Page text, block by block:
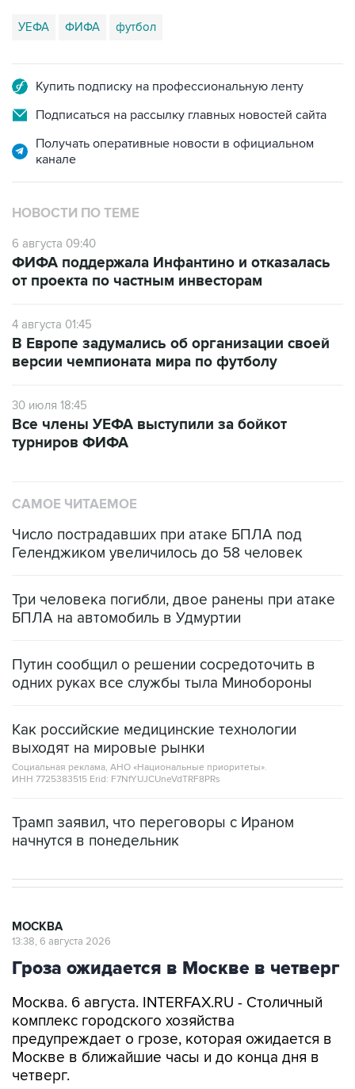
УЕФА ФИФА футбол
Купить подписку на профессиональную ленту
Подписаться на рассылку главных новостей сайта
Получать оперативные новости в официальном
канале
НОВОСТИ ПО ТЕМЕ
6 августа 09:40
ФИФА поддержала Инфантино и отказалась
от проекта по частным инвесторам
4 августа 01:45
В Европе задумались об организации своей
версии чемпионата мира по футболу
30 июля 18:45
Все члены УЕФА выступили за бойкот
турниров ФИФА
САМОЕ ЧИТАЕМОЕ
Число пострадавших при атаке БПЛА под
Геленджиком увеличилось до 58 человек
Три человека погибли, двое ранены при атаке
БПЛА на автомобиль в Удмуртии
Путин сообщил о решении сосредоточить в
одних руках все службы тыла Минобороны
Как российские медицинские технологии
выходят на мировые рынки
Социальная реклама, АНО «Национальные приоритеты».
ИНН 7725383515 Erid: F7NfYUJCUneVdTRF8PRs
Трамп заявил, что переговоры с Ираном
начнутся в понедельник
МОСКВА
13:38, 6 августа 2026
Гроза ожидается в Москве в четверг
Москва. 6 августа. INTERFAX.RU - Столичный
комплекс городского хозяйства
предупреждает о грозе, которая ожидается в
Москве в ближайшие часы и до конца дня в
четверг.